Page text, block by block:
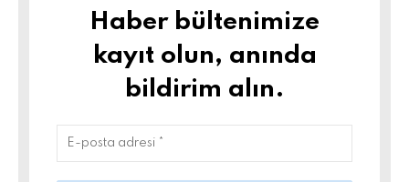
Haber bültenimize
kayıt olun, anında
bildirim alın.